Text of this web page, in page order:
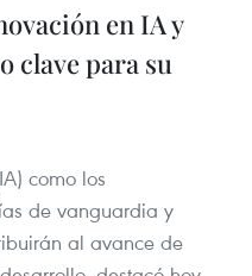
en IA y
clave para su
como los
de vanguardia y
al avance de